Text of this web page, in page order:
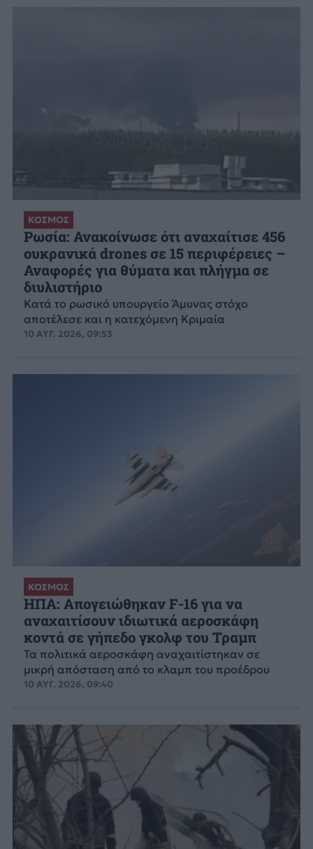
ΚΟΣΜΟΣ
Ρωσία: Ανακοίνωσε ότι αναχαίτισε 456
ουκρανικά drones σε 15 περιφέρειες –
Αναφορές για θύματα και πλήγμα σε
διυλιστήριο
Κατά το ρωσικό υπουργείο Άμυνας στόχο
αποτέλεσε και η κατεχόμενη Κριμαία
10 ΑΥΓ. 2026, 09:53
ΚΟΣΜΟΣ
ΗΠΑ: Απογειώθηκαν F-16 για να
αναχαιτίσουν ιδιωτικά αεροσκάφη
κοντά σε γήπεδο γκολφ του Τραμπ
Τα πολιτικά αεροσκάφη αναχαιτίστηκαν σε
μικρή απόσταση από το κλαμπ του προέδρου
10 ΑΥΓ. 2026, 09:40